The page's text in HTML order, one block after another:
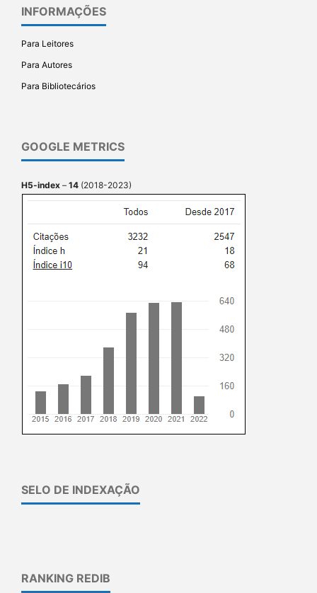
INFORMAÇÕES
Para Leitores
Para Autores
Para Bibliotecários
GOOGLE METRICS
H5-index – 14 (2018-2023)
SELO DE INDEXAÇÃO
RANKING REDIB